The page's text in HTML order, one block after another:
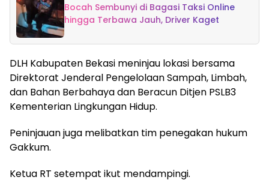
Bocah Sembunyi di Bagasi Taksi Online
hingga Terbawa Jauh, Driver Kaget
DLH Kabupaten Bekasi meninjau lokasi bersama
Direktorat Jenderal Pengelolaan Sampah, Limbah,
dan Bahan Berbahaya dan Beracun Ditjen PSLB3
Kementerian Lingkungan Hidup.
Peninjauan juga melibatkan tim penegakan hukum
Gakkum.
Ketua RT setempat ikut mendampingi.